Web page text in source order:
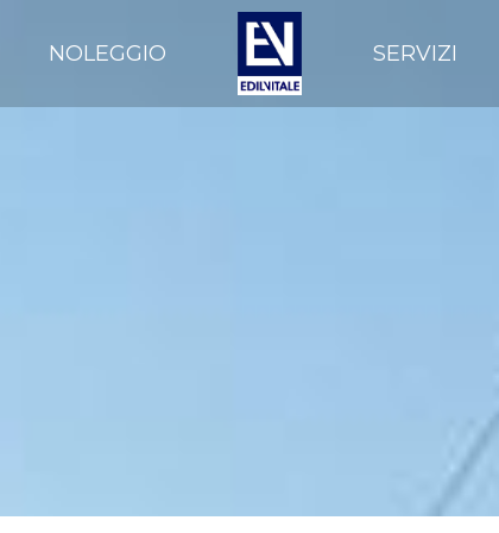
NOLEGGIO SERVIZI